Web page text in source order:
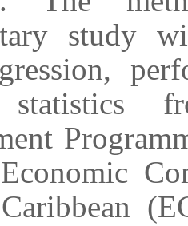
study
statistics